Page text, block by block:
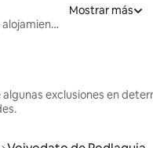
Renta mensual de alojamientos
Mostrar más
exclusiones en